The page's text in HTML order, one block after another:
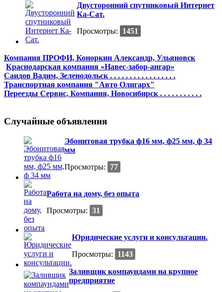
Двусторонний спутниковый Интернет
Ка-Сат.
Просмотры:
1451
Компания ПРОФИ, Коноркин Александр, Ульяновск
Краснодарская компания «Навес-забор-ангар»
Саидов Вадим, Зеленодольск . . . . . . . . . . . . . . . . .
Транспортная компания "Авто Олигарх"
Переезды Сервис, Компания, Новосибирск . . . . . . . . . . .
Случайные объявления
Эбонитовая трубка ф16 мм, ф25 мм, ф 34
мм
Просмотры:
77
Работа на дому, без опыта
Просмотры: 31
Юридические услуги и консультации.
Просмотры:
1143
Заливщик компаундами на крупное
предприятие